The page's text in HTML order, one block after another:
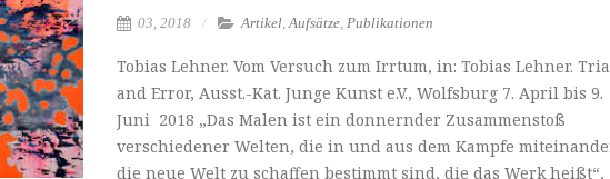
03, 2018 Artikel,Aufsätze, Publikationen
Tobias Lehner. Vom Versuch zum Irrtum, in: Tobias Lehner.
and Error, Ausst.-Kat. Junge Kunst e.V., Wolfsburg 7. April bis 9.
Juni 2018 „Das Malen ist ein donnernder Zusammenstoß
verschiedener Welten, die in und aus dem Kampfe
die neue Welt zu schaffen bestimmt sind, die das Werk heißt“,